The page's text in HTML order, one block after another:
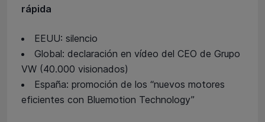
rápida
EEUU: silencio
Global: declaración en vídeo del CEO de Grupo
VW (40.000 visionados)
España: promoción de los “nuevos motores
eficientes con Bluemotion Technology”